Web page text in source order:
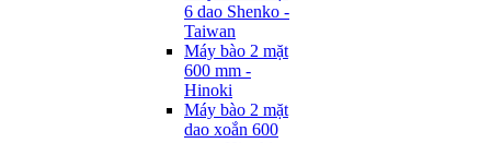
6 dao Shenko -
Taiwan
Máy bào 2 mặt
600 mm -
Hinoki
Máy bào 2 mặt
dao xoắn 600